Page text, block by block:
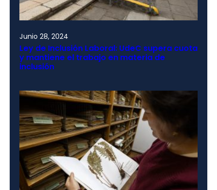
Junio 28, 2024
Ley de Inclusión Laboral: UdeC supera cuota
y mantiene el trabajo en materia de
inclusión